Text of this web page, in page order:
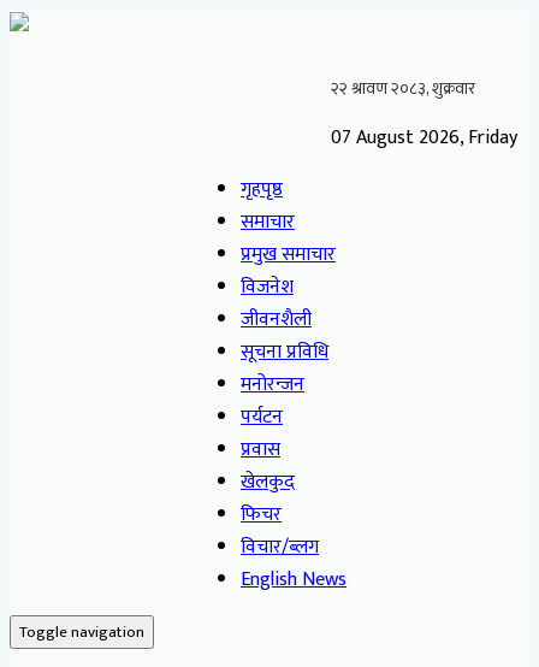
07 August 2026, Friday
गृहपृष्ठ
समाचार
प्रमुख समाचार
विजनेश
जीवनशैली
सूचना प्रविधि
मनोरन्जन
पर्यटन
प्रवास
खेलकुद
फिचर
विचार/ब्लग
English News
Toggle navigation